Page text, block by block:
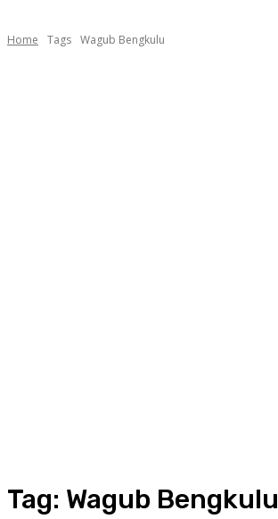
Home Tags Wagub Bengkulu
Tag: Wagub Bengkulu